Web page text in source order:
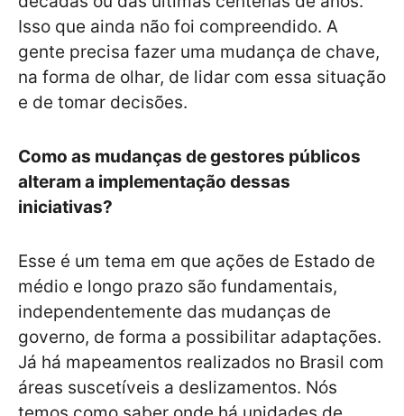
Isso que ainda não foi compreendido. A
gente precisa fazer uma mudança de chave,
na forma de olhar, de lidar com essa situação
e de tomar decisões.
Como as mudanças de gestores públicos
alteram a implementação dessas
iniciativas?
Esse é um tema em que ações de Estado de
médio e longo prazo são fundamentais,
independentemente das mudanças de
governo, de forma a possibilitar adaptações.
Já há mapeamentos realizados no Brasil com
áreas suscetíveis a deslizamentos. Nós